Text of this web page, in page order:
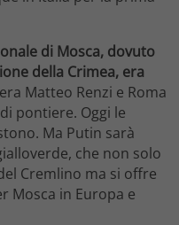
di Mosca, dovuto
della Crimea, era
Matteo Renzi e Roma
pontiere. Oggi le
Ma Putin sarà
che non solo
Cremlino ma si offre
Mosca in Europa e